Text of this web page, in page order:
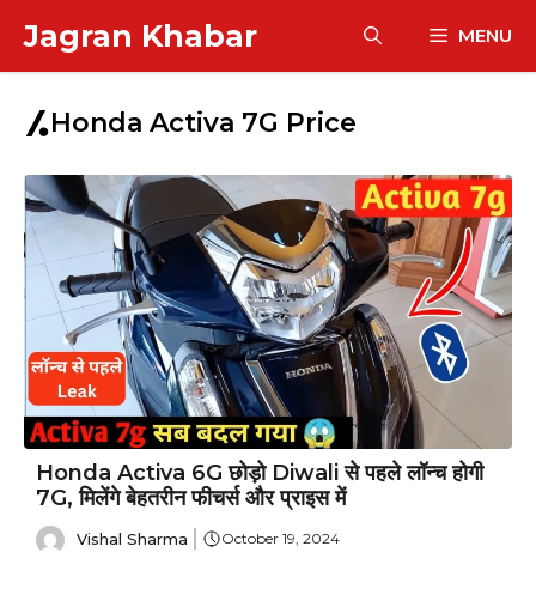
content
Jagran Khabar MENU
Honda Activa 7G Price
Honda Activa 6G छोड़ो Diwali से पहले लॉन्च होगी
7G, मिलेंगे बेहतरीन फीचर्स और प्राइस में
Vishal Sharma October 19, 2024